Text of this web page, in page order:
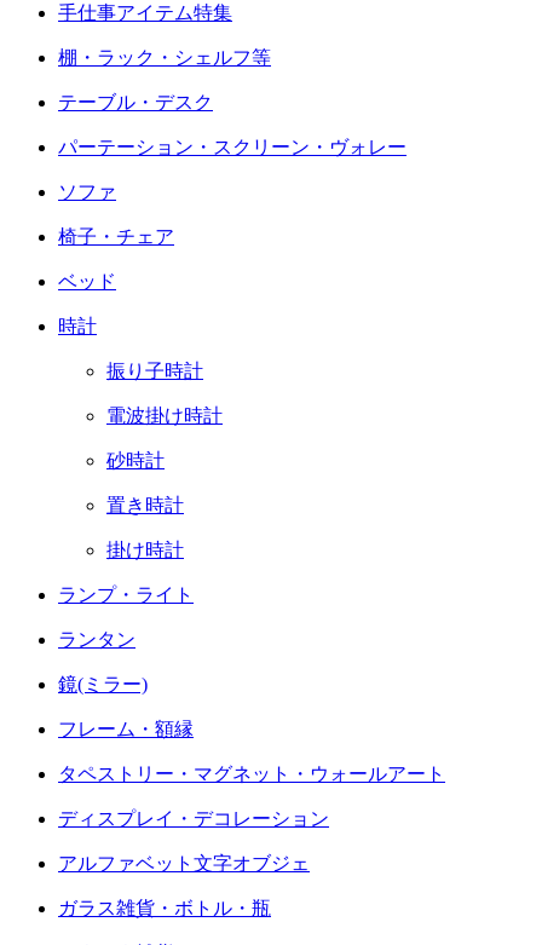
手仕事アイテム特集
棚・ラック・シェルフ等
テーブル・デスク
パーテーション・スクリーン・ヴォレー
ソファ
椅子・チェア
ベッド
時計
振り子時計
電波掛け時計
砂時計
置き時計
掛け時計
ランプ・ライト
ランタン
鏡(ミラー)
フレーム・額縁
タペストリー・マグネット・ウォールアート
ディスプレイ・デコレーション
アルファベット文字オブジェ
ガラス雑貨・ボトル・瓶